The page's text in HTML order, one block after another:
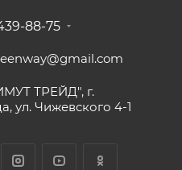
88-75
ТРЕЙД", г.
ул. Чижевского 4-1